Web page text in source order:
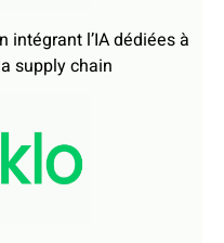
unique utilisé pour
marchandises